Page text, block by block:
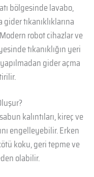
bölgesinde lavabo,
tıkanıklıklarına
robot cihazlar ve
tıkanıklığın yeri
gider açma
kalıntıları, kireç ve
engelleyebilir. Erken
koku, geri tepme ve
olabilir.